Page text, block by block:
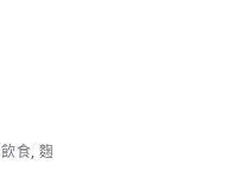
飲食, 麴